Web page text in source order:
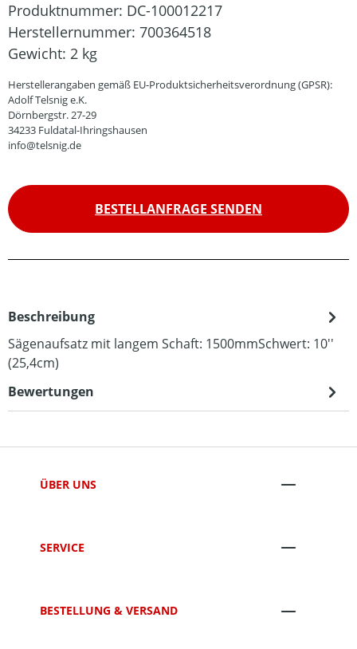
Produktnummer: DC-100012217
Herstellernummer: 700364518
Gewicht: 2 kg
Herstellerangaben gemäß EU-Produktsicherheitsverordnung (GPSR):
Adolf Telsnig e.K.
Dörnbergstr. 27-29
34233 Fuldatal-Ihringshausen
info@telsnig.de
BESTELLANFRAGE SENDEN
Beschreibung
Sägenaufsatz mit langem Schaft: 1500mmSchwert: 10''
(25,4cm)
Bewertungen
ÜBER UNS
SERVICE
BESTELLUNG & VERSAND